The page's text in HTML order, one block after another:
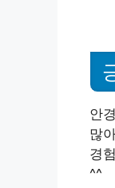
안
많
경
^^